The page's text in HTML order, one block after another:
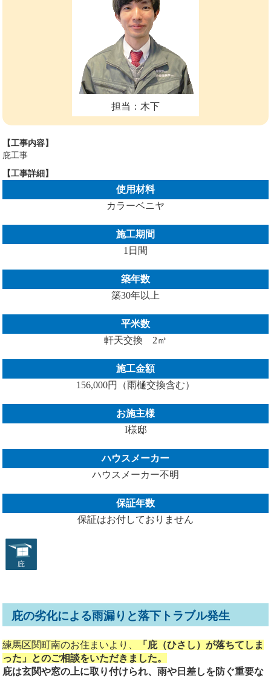
担当：木下
【工事内容】
庇工事
【工事詳細】
使用材料
カラーベニヤ
施工期間
1日間
築年数
築30年以上
平米数
軒天交換 2㎡
施工金額
156,000円（雨樋交換含む）
お施主様
I様邸
ハウスメーカー
ハウスメーカー不明
保証年数
保証はお付しておりません
庇の劣化による雨漏りと落下トラブル発生
練馬区関町南のお住まいより、
「庇（ひさし）が落ちてしま
った」とのご相談をいただきました。
庇は玄関や窓の上に取り付けられ、雨や日差しを防ぐ重要な